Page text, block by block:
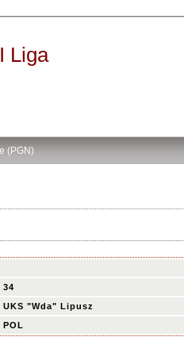
Liga
(PGN)
34
UKS "Wda" Lipusz
POL